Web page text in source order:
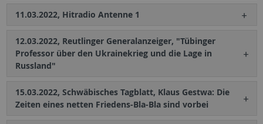
11.03.2022, Hitradio Antenne 1
12.03.2022, Reutlinger Generalanzeiger, "Tübinger
Professor über den Ukrainekrieg und die Lage in
Russland"
15.03.2022, Schwäbisches Tagblatt, Klaus Gestwa: Die
Zeiten eines netten Friedens-Bla-Bla sind vorbei